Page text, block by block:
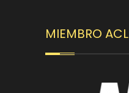
MIEMBRO ACL